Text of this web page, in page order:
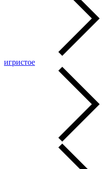
игристое